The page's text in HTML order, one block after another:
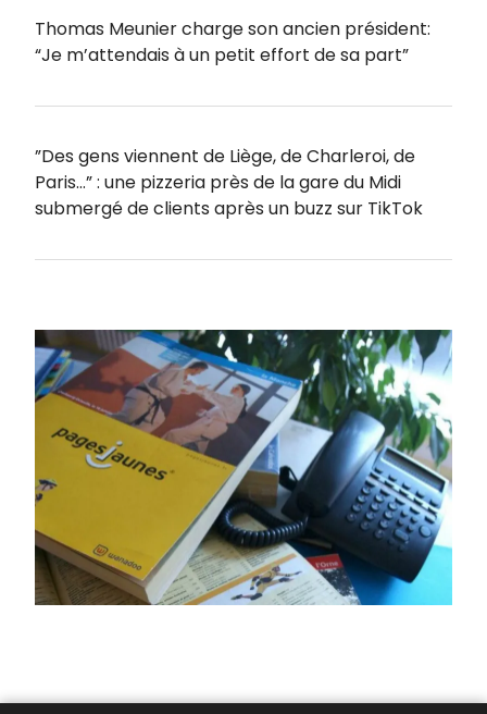
Thomas Meunier charge son ancien président:
“Je m’attendais à un petit effort de sa part”
”Des gens viennent de Liège, de Charleroi, de
Paris…” : une pizzeria près de la gare du Midi
submergé de clients après un buzz sur TikTok